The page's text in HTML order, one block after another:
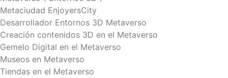
Metaciudad EnjoyersCity
Desarrollador Entornos 3D Metaverso
Creación contenidos 3D en el Metaverso
Gemelo Digital en el Metaverso
Museos en Metaverso
Tiendas en el Metaverso